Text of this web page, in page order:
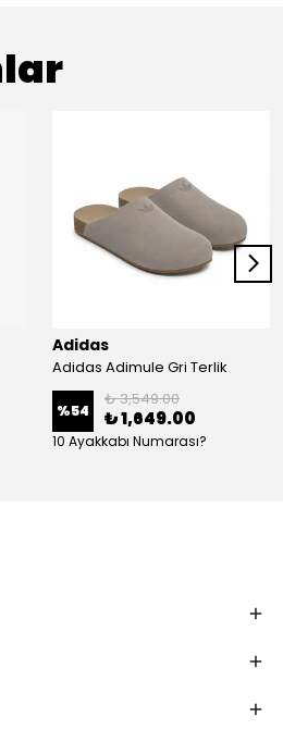
Adidas
Adidas Adimule Gri Terlik
%54
₺ 3,549.00
₺ 1,649.00
10 Ayakkabı Numarası?